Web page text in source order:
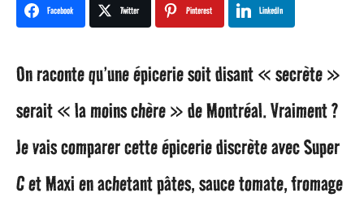
1
a
n
a
Facebook Twitter Pinterest LinkedIn
On raconte qu’une épicerie soit disant « secrète »
serait « la moins chère » de Montréal. Vraiment ?
Je vais comparer cette épicerie discrète avec Super
C et Maxi en achetant pâtes, sauce tomate, fromage